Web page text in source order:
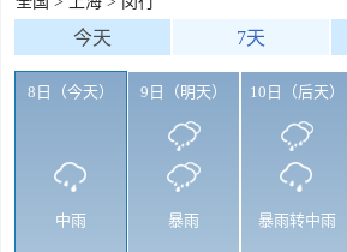
今天 7天
8日（今天）
中雨
9日（明天）
暴雨
10日（后天）
暴雨转中雨